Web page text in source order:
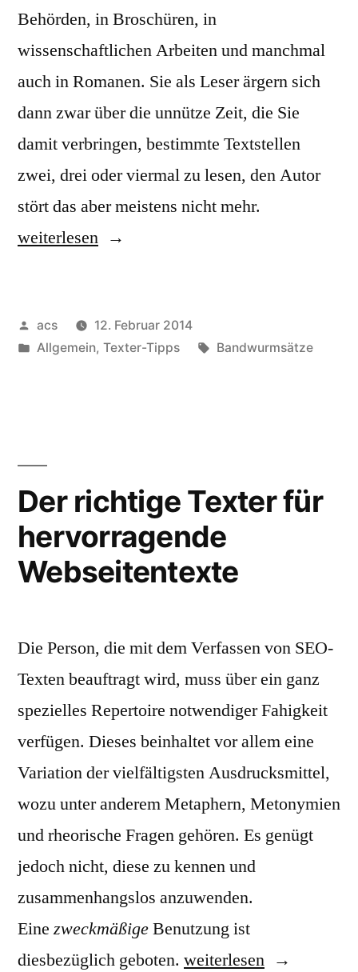
Behörden, in Broschüren, in
wissenschaftlichen Arbeiten und manchmal
auch in Romanen. Sie als Leser ärgern sich
dann zwar über die unnütze Zeit, die Sie
damit verbringen, bestimmte Textstellen
zwei, drei oder viermal zu lesen, den Autor
stört das aber meistens nicht mehr.
weiterlesen
Veröffentlicht
von
acs
12. Februar 2014
Veröffentlicht
Allgemein, Texter-Tipps Schlagwörter:
Bandwurmsätze
Der richtige Texter für
hervorragende
Webseitentexte
Die Person, die mit dem Verfassen von SEO-
Texten beauftragt wird, muss über ein ganz
spezielles Repertoire notwendiger Fahigkeit
verfügen. Dieses beinhaltet vor allem eine
Variation der vielfältigsten Ausdrucksmittel,
wozu unter anderem Metaphern, Metonymien
und rheorische Fragen gehören. Es genügt
jedoch nicht, diese zu kennen und
zusammenhangslos anzuwenden.
EinezweckmäßigeBenutzung ist
diesbezüglich geboten. „Der
weiterlesen